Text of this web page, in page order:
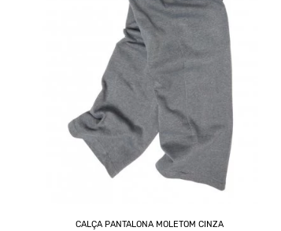
CALÇA PANTALONA MOLETOM CINZA